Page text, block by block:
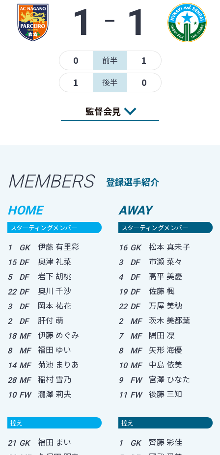
1 ‐ 1
0 前半
1
1
後半 0
監督会見
MEMBERS 登録選手紹介
HOME
スターティングメンバー
1 GK 伊藤 有里彩
15 DF 奥津 礼菜
5 DF 岩下 胡桃
22 DF 奥川 千沙
3 DF 岡本 祐花
2 DF 肝付 萌
18 MF 伊藤 めぐみ
8 MF 福田 ゆい
14 MF 菊池 まりあ
28 MF 稲村 雪乃
10 FW 瀧澤 莉央
控え
21 GK 福田 まい
AWAY
スターティングメンバー
16 GK 松本 真未子
3 DF 市瀬 菜々
4 DF 高平 美憂
19 DF 佐藤 楓
22 DF 万屋 美穂
2 MF 茨木 美都葉
7 MF 隅田 凜
8 MF 矢形 海優
10 MF 中島 依美
9 FW 宮澤 ひなた
11 FW 後藤 三知
控え
1 GK 齊藤 彩佳